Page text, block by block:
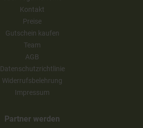
Kontakt
Preise
Gutschein kaufen
Team
AGB
Datenschutzrichtlinie
Widerrufsbelehrung
Impressum
Partner werden